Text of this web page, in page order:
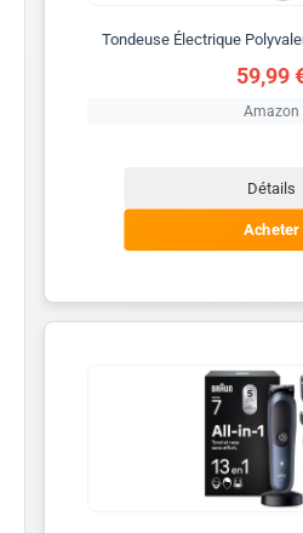
Tondeuse Électrique
59,99
Amazon
Détails
Acheter